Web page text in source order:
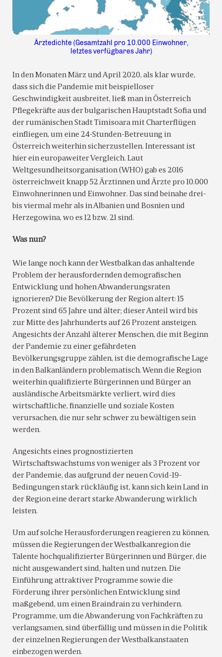
Ärztedichte (Gesamtzahl pro 10.000 Einwohner,
letztes verfügbares Jahr)
In den Monaten März und April 2020, als klar wurde,
dass sich die Pandemie mit beispielloser
Geschwindigkeit ausbreitet, ließ man in Österreich
Pflegekräfte aus der bulgarischen Hauptstadt Sofia und
der rumänischen Stadt Timisoara mit Charterflügen
einfliegen, um eine 24-Stunden-Betreuung in
Österreich weiterhin sicherzustellen. Interessant ist
hier ein europaweiter Vergleich. Laut
Weltgesundheitsorganisation (WHO) gab es 2016
österreichweit knapp 52 Ärztinnen und Ärzte pro 10.000
Einwohnerinnen und Einwohner. Das sind beinahe drei-
bis viermal mehr als in Albanien und Bosnien und
Herzegowina, wo es 12 bzw. 21 sind.
Was nun?
Wie lange noch kann der Westbalkan das anhaltende
Problem der herausfordernden demografischen
Entwicklung und hohen Abwanderungsraten
ignorieren? Die Bevölkerung der Region altert: 15
Prozent sind 65 Jahre und älter; dieser Anteil wird bis
zur Mitte des Jahrhunderts auf 26 Prozent ansteigen.
Angesichts der Anzahl älterer Menschen, die mit Beginn
der Pandemie zu einer gefährdeten
Bevölkerungsgruppe zählen, ist die demografische Lage
in den Balkanländern problematisch. Wenn die Region
weiterhin qualifizierte Bürgerinnen und Bürger an
ausländische Arbeitsmärkte verliert, wird dies
wirtschaftliche, finanzielle und soziale Kosten
verursachen, die nur sehr schwer zu bewältigen sein
werden.
Angesichts eines prognostizierten
Wirtschaftswachstums von weniger als 3 Prozent vor
der Pandemie, das aufgrund der neuen Covid-19-
Bedingungen stark rückläufig ist, kann sich kein Land in
der Region eine derart starke Abwanderung wirklich
leisten.
Um auf solche Herausforderungen reagieren zu können,
müssen die Regierungen der Westbalkanregion die
Talente hochqualifizierter Bürgerinnen und Bürger, die
nicht ausgewandert sind, halten und nutzen. Die
Einführung attraktiver Programme sowie die
Förderung ihrer persönlichen Entwicklung sind
maßgebend, um einen Braindrain zu verhindern.
Programme, um die Abwanderung von Fachkräften zu
verlangsamen, sind überfällig und müssen in die Politik
der einzelnen Regierungen der Westbalkanstaaten
einbezogen werden.